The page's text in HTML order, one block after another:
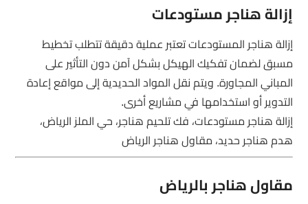
إزالة هناجر مستودعات
إزالة هناجر المستودعات تعتبر عملية دقيقة تتطلب تخطيط
مسبق لضمان تفكيك الهيكل بشكل آمن دون التأثير على
المباني المجاورة. ويتم نقل المواد الحديدية إلى مواقع إعادة
التدوير أو استخدامها في مشاريع أخرى.
إزالة هناجر مستودعات، فك تلحيم هناجر، حي الملز الرياض،
هدم هناجر حديد، مقاول هناجر الرياض
مقاول هناجر بالرياض